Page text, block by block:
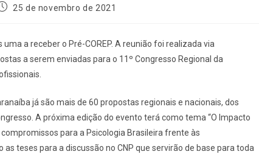
25 de novembro de 2021
a receber o Pré-COREP. A reunião foi realizada via
a serem enviadas para o 11º Congresso Regional da
já são mais de 60 propostas regionais e nacionais, dos
A próxima edição do evento terá como tema “O Impacto
para a Psicologia Brasileira frente às
as teses para a discussão no CNP que servirão de base para toda